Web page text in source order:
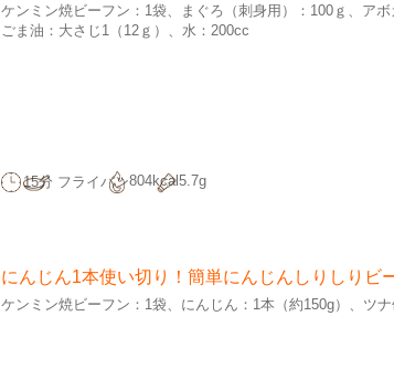
ケンミン焼ビーフン：1袋 まぐろ（刺身用）：100ｇ
アボ
ごま油：大さじ1（12ｇ）
水：200cc
15分 フライパン804kcal5.7g
にんじん1本使い切り！簡単にんじんしりしりビ
ケンミン焼ビーフン：1袋 にんじん：1本（約150g） ツナ